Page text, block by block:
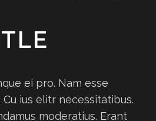
ei pro. Nam esse
ius elitr necessitatibus.
moderatius. Erant